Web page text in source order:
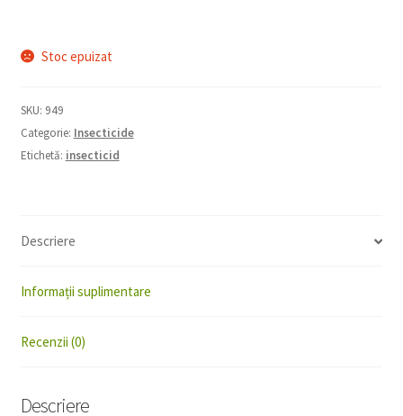
Stoc epuizat
SKU: 949
Categorie: Insecticide
Etichetă: insecticid
Descriere
Informații suplimentare
Recenzii (0)
Descriere